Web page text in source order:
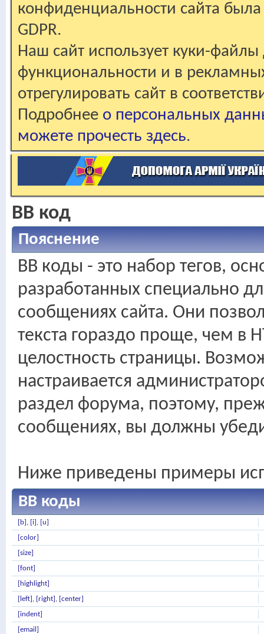
конфиденциальности сайта
GDPR.
Наш сайт использует куки-файлы
функциональности и в
отрегулировать сайт в
Подробнее о персональных
можете прочесть здесь.
BB код
Пояснение
BB коды - это набор тегов,
разработанных специально
сообщениях сайта. Они
текста гораздо проще, чем в
целостность страницы.
настраивается
раздел форума, поэтому,
сообщениях, вы должны
Ниже приведены примеры
BB коды
[b] , [i] , [u]
[color]
[size]
[font]
[highlight]
[left] , [right] , [center]
[indent]
[email]